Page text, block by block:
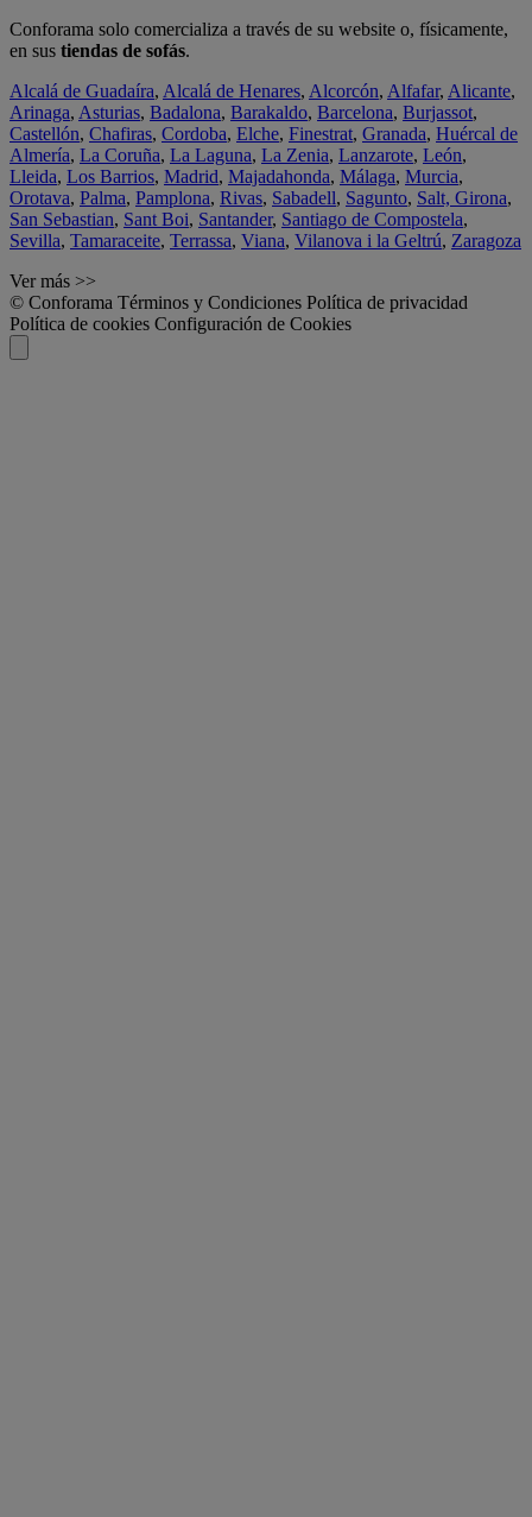
Conforama solo comercializa a través de su website o, físicamente,
en sus tiendas de sofás.
Alcalá de Guadaíra, Alcalá de Henares, Alcorcón, Alfafar, Alicante,
Arinaga, Asturias, Badalona, Barakaldo, Barcelona, Burjassot,
Castellón, Chafiras, Cordoba, Elche, Finestrat, Granada, Huércal de
Almería, La Coruña, La Laguna, La Zenia, Lanzarote, León,
Lleida, Los Barrios, Madrid, Majadahonda, Málaga, Murcia,
Orotava, Palma, Pamplona, Rivas, Sabadell, Sagunto, Salt, Girona,
San Sebastian, Sant Boi, Santander, Santiago de Compostela,
Sevilla, Tamaraceite, Terrassa, Viana, Vilanova i la Geltrú, Zaragoza
Ver más >>
© Conforama Términos y Condiciones Política de privacidad
Política de cookies Configuración de Cookies